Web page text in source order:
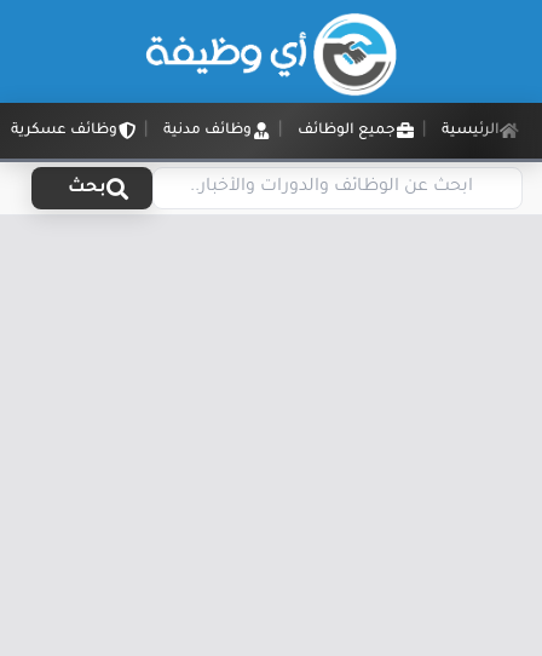
الرئيسية جميع الوظائف وظائف مدنية وظائف عسكرية
بحث